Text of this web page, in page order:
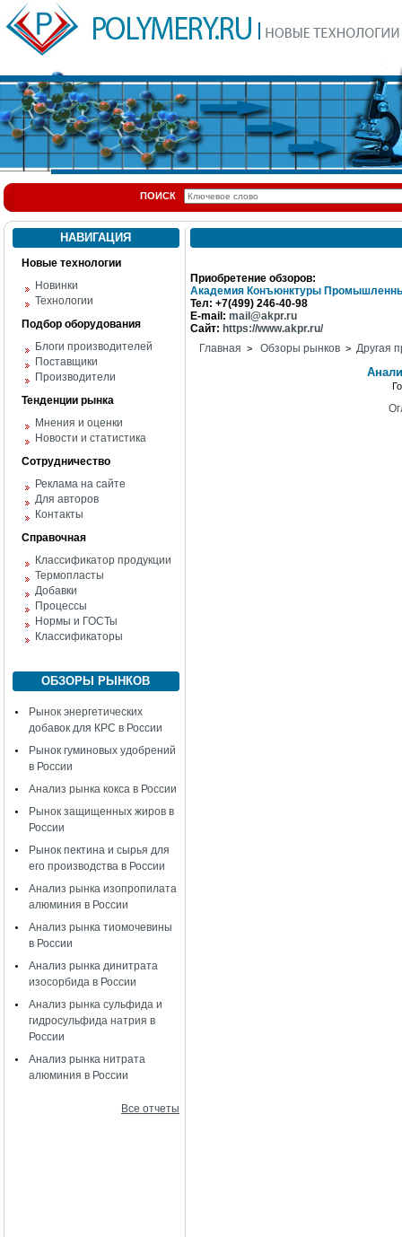
ПОИСК
НАВИГАЦИЯ
Новые технологии
Новинки
Технологии
Подбор оборудования
Блоги производителей
Поставщики
Производители
Тенденции рынка
Мнения и оценки
Новости и статистика
Сотрудничество
Реклама на сайте
Для авторов
Контакты
Справочная
Классификатор продукции
Термопласты
Добавки
Процессы
Нормы и ГОСТы
Классификаторы
ОБЗОРЫ РЫНКОВ
Рынок энергетических
добавок для КРС в России
Рынок гуминовых удобрений
в России
Анализ рынка кокса в России
Рынок защищенных жиров в
России
Рынок пектина и сырья для
его производства в России
Анализ рынка изопропилата
алюминия в России
Анализ рынка тиомочевины
в России
Анализ рынка динитрата
изосорбида в России
Анализ рынка сульфида и
гидросульфида натрия в
России
Анализ рынка нитрата
алюминия в России
Все отчеты
Приобретение обзоров:
Академия Конъюнктуры
Тел: +7(499) 246-40-98
E-mail: mail@akpr.ru
Сайт: https://www.akpr.ru/
Главная > Обзоры рынков > Другая